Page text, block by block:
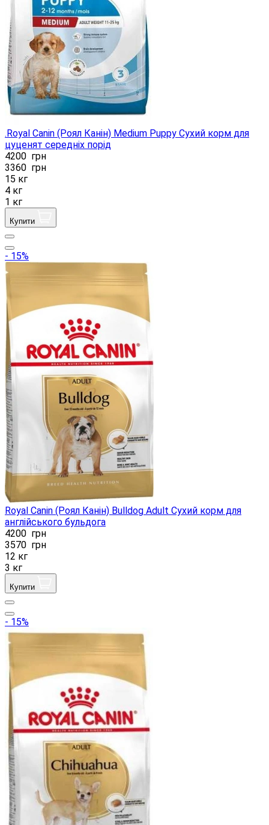
.Royal Canin (Роял Канін) Medium Puppy Сухий корм для
цуценят середніх порід
4200 грн
3360 грн
15 кг
4 кг
1 кг
Купити
- 15%
Royal Canin (Роял Канін) Bulldog Adult Сухий корм для
англійського бульдога
4200 грн
3570 грн
12 кг
3 кг
Купити
- 15%